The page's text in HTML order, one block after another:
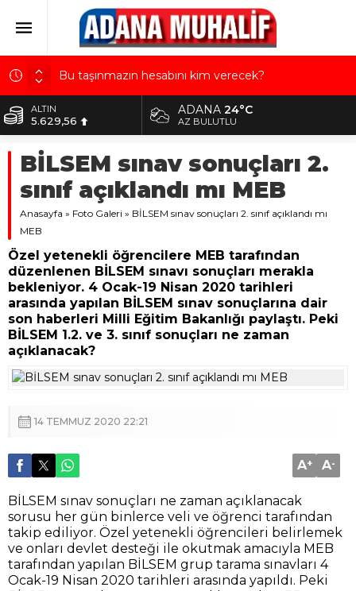
Bu taşınmazın hesabını kim verecek?
AK Parti İl Başkanı Mustafa Özkan: Türkiye
Yüzyılı’na güçlü teşkilatımızla yürüyoruz
İstanbul Lider Kolejleri Adana Kampüsü’ne yoğun
ilgi: Kontenjanlar dolmak üzere
Şehir Hastanelerine 7 ayda 93,3 milyar ödeme
yapıldı
CHP’li Altıok, Kurttepe’deki kiralamayı savundu
ALTIN
5.629,56
BİST
10.824,63
DOLAR
42,2340
EURO
ADANA24°C
AZ BULUTLU
BİLSEM sınav sonuçları 2.
sınıf açıklandı mı MEB
Anasayfa » Foto Galeri » BİLSEM sınav sonuçları 2. sınıf açıklandı mı
MEB
Özel yetenekli öğrencilere MEB tarafından
düzenlenen BİLSEM sınavı sonuçları merakla
bekleniyor. 4 Ocak-19 Nisan 2020 tarihleri
arasında yapılan BİLSEM sınav sonuçlarına dair
son haberleri Milli Eğitim Bakanlığı paylaştı. Peki
BİLSEM 1.2. ve 3. sınıf sonuçları ne zaman
açıklanacak?
14 TEMMUZ 2020 22:21
A+ A-
BİLSEM sınav sonuçları ne zaman açıklanacak
sorusu her gün binlerce veli ve öğrenci tarafından
takip ediliyor. Özel yetenekli öğrencileri belirlemek
ve onları devlet desteği ile okutmak amacıyla MEB
tarafından yapılan BİLSEM grup tarama sınavları 4
Ocak-19 Nisan 2020 tarihleri arasında yapıldı. Peki